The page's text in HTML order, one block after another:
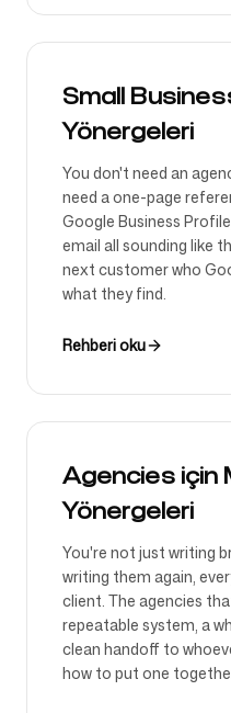
Small
Yönergeleri
You don't need an
need a one-page
Google Business
email all sounding like
next customer who
what they find.
Rehberi oku
Agencies için
Yönergeleri
You're not just writing
writing them again,
client. The agencies
repeatable system, a
clean handoff to
how to put one